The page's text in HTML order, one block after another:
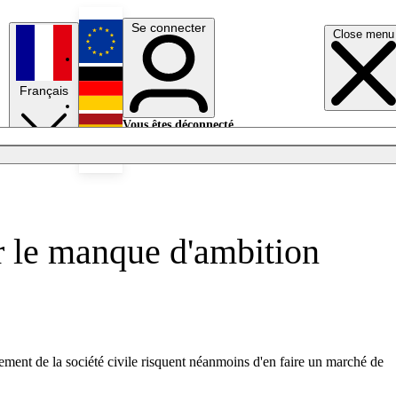
Close menu
Français
English
Deutsch
Se connecter
Vous êtes déconnecté.
le manque d'ambition
de la société civile risquent néanmoins d'en faire un marché de